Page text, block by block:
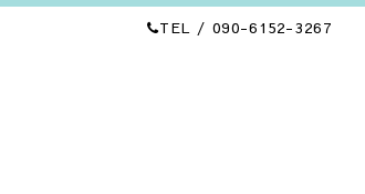
TEL / 090-6152-3267